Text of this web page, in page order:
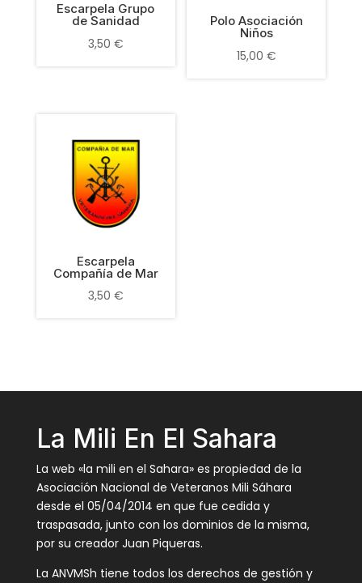
Escarpela Grupo
de Sanidad
3,50 €
Polo Asociación
Niños
15,00 €
Escarpela
Compañía de Mar
3,50 €
La Mili En El Sahara
La web «la mili en el Sahara» es propiedad de la
Asociación Nacional de Veteranos Mili Sáhara
desde el 05/04/2014 en que fue cedida y
traspasada, junto con los dominios de la misma,
por su creador Juan Piqueras.
La ANVMSh tiene todos los derechos de gestión y